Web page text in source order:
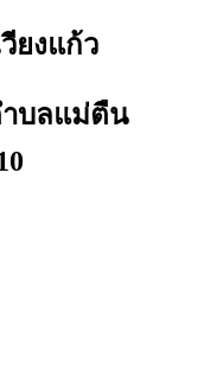
ยงแก้ว
บลแม่ตืน